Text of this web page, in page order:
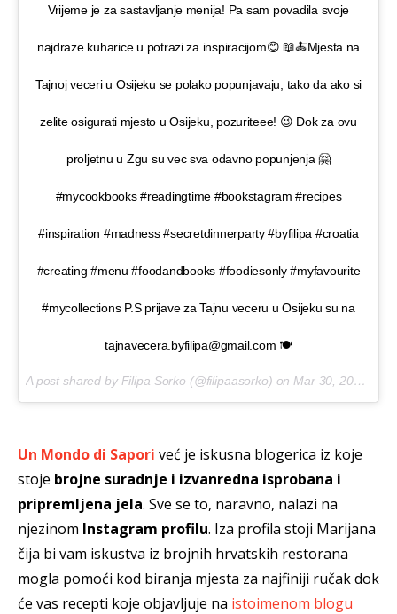
Vrijeme je za sastavljanje menija! Pa sam povadila svoje
najdraze kuharice u potrazi za inspiracijom😊 📖🍝Mjesta na
Tajnoj veceri u Osijeku se polako popunjavaju, tako da ako si
zelite osigurati mjesto u Osijeku, pozuriteee! 😉 Dok za ovu
proljetnu u Zgu su vec sva odavno popunjenja 🤗
#mycookbooks #readingtime #bookstagram #recipes
#inspiration #madness #secretdinnerparty #byfilipa #croatia
#creating #menu #foodandbooks #foodiesonly #myfavourite
#mycollections P.S prijave za Tajnu veceru u Osijeku su na
tajnavecera.byfilipa@gmail.com 🍽
A post shared by Filipa Sorko (@filipaasorko) on Mar 30, 2017 at 8:25am PDT
Un Mondo di Sapori već je iskusna blogerica iz koje
stoje brojne suradnje i izvanredna isprobana i
pripremljena jela. Sve se to, naravno, nalazi na
njezinom Instagram profilu. Iza profila stoji Marijana
čija bi vam iskustva iz brojnih hrvatskih restorana
mogla pomoći kod biranja mjesta za najfiniji ručak dok
će vas recepti koje objavljuje na istoimenom blogu